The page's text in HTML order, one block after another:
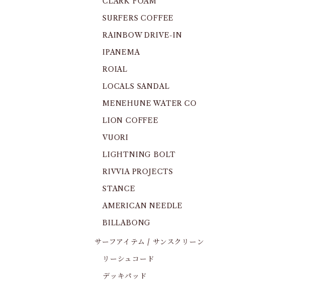
SURFERS COFFEE
RAINBOW DRIVE-IN
IPANEMA
ROIAL
LOCALS SANDAL
MENEHUNE WATER CO
LION COFFEE
VUORI
LIGHTNING BOLT
RIVVIA PROJECTS
STANCE
AMERICAN NEEDLE
BILLABONG
サーフアイテム / サンスクリーン
リーシュコード
デッキパッド